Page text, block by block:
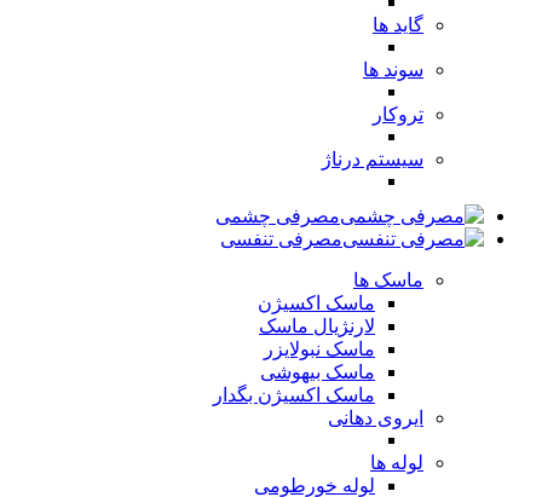
گاید ها
سوند ها
تروکار
سیستم درناژ
مصرفی چشمی
مصرفی تنفسی
ماسک ها
ماسک اکسیژن
لارنژیال ماسک
ماسک نبولایزر
ماسک بیهوشی
ماسک اکسیژن بگدار
ایروی دهانی
لوله ها
لوله خورطومی